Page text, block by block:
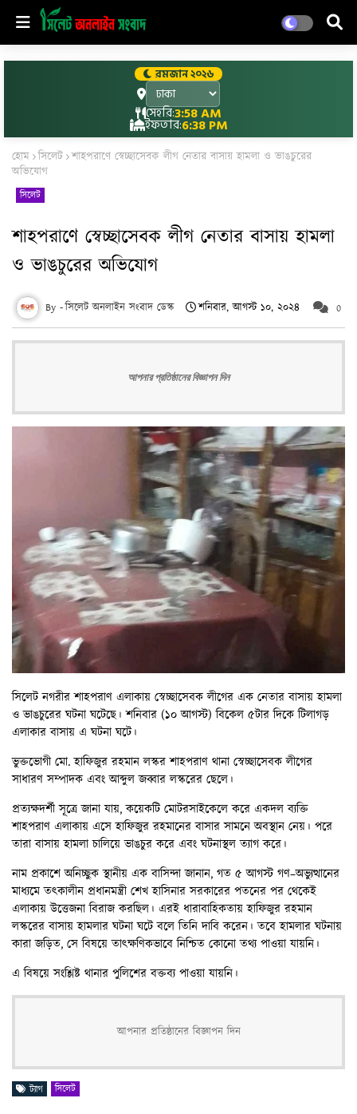
রমজান ২০২৬
সেহরি:3:58 AM
ইফতার:6:38 PM
হোম সিলেট শাহপরাণে স্বেচ্ছাসেবক লীগ নেতার বাসায় হামলা ও ভাঙচুরের
অভিযোগ
সিলেট
শাহপরাণে স্বেচ্ছাসেবক লীগ নেতার বাসায় হামলা
ও ভাঙচুরের অভিযোগ
সিলেট অনলাইন সংবাদ ডেস্ক শনিবার, আগস্ট ১০, ২০২৪ 0
আপনার প্রতিষ্ঠানের বিজ্ঞাপন দিন
সিলেট নগরীর শাহপরাণ এলাকায় স্বেচ্ছাসেবক লীগের এক নেতার বাসায় হামলা
ও ভাঙচুরের ঘটনা ঘটেছে। শনিবার (১০ আগস্ট) বিকেল ৫টার দিকে টিলাগড়
এলাকার বাসায় এ ঘটনা ঘটে।
ভুক্তভোগী মো. হাফিজুর রহমান লস্কর শাহপরাণ থানা স্বেচ্ছাসেবক লীগের
সাধারণ সম্পাদক এবং আব্দুল জব্বার লস্করের ছেলে।
প্রত্যক্ষদর্শী সূত্রে জানা যায়, কয়েকটি মোটরসাইকেলে করে একদল ব্যক্তি
শাহপরাণ এলাকায় এসে হাফিজুর রহমানের বাসার সামনে অবস্থান নেয়। পরে
তারা বাসায় হামলা চালিয়ে ভাঙচুর করে এবং ঘটনাস্থল ত্যাগ করে।
নাম প্রকাশে অনিচ্ছুক স্থানীয় এক বাসিন্দা জানান, গত ৫ আগস্ট গণ–অভ্যুত্থানের
মাধ্যমে তৎকালীন প্রধানমন্ত্রী শেখ হাসিনার সরকারের পতনের পর থেকেই
এলাকায় উত্তেজনা বিরাজ করছিল। এরই ধারাবাহিকতায় হাফিজুর রহমান
লস্করের বাসায় হামলার ঘটনা ঘটে বলে তিনি দাবি করেন। তবে হামলার ঘটনায়
কারা জড়িত, সে বিষয়ে তাৎক্ষণিকভাবে নিশ্চিত কোনো তথ্য পাওয়া যায়নি।
এ বিষয়ে সংশ্লিষ্ট থানার পুলিশের বক্তব্য পাওয়া যায়নি।
আপনার প্রতিষ্ঠানের বিজ্ঞাপন দিন
ট্যাগ সিলেট